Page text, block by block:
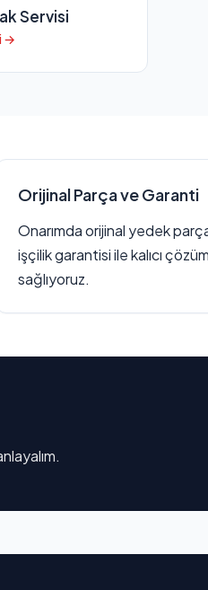
Servisi
→
Orijinal Parça ve Garanti
Onarımda orijinal yedek parça
işçilik garantisi ile kalıcı
sağlıyoruz.